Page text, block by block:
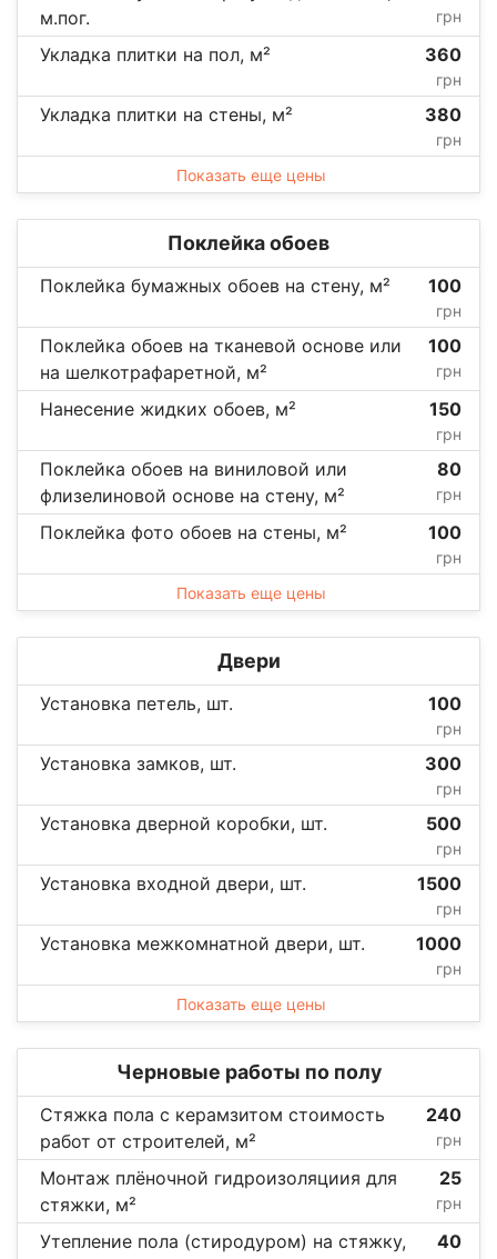
м.пог.
грн
Укладка плитки на пол, м² 360
грн
Укладка плитки на стены, м² 380
грн
Показать еще цены
Поклейка обоев
Поклейка бумажных обоев на стену, м² 100
грн
Поклейка обоев на тканевой основе или
на шелкотрафаретной, м²
100
грн
Нанесение жидких обоев, м² 150
грн
Поклейка обоев на виниловой или
флизелиновой основе на стену, м²
80
грн
Поклейка фото обоев на стены, м² 100
грн
Показать еще цены
Двери
Установка петель, шт. 100
грн
Установка замков, шт. 300
грн
Установка дверной коробки, шт. 500
грн
Установка входной двери, шт. 1500
грн
Установка межкомнатной двери, шт. 1000
грн
Показать еще цены
Черновые работы по полу
Стяжка пола с керамзитом стоимость
работ от строителей, м²
240
грн
Монтаж плёночной гидроизоляциия для
стяжки, м²
25
грн
Утепление пола (стиродуром) на стяжку,
40